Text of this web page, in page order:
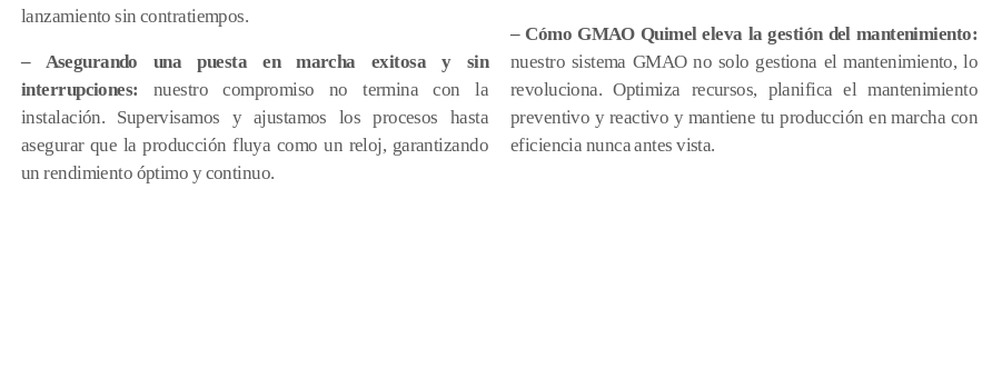
lanzamiento sin contratiempos.
– Asegurando una puesta en marcha exitosa y sin
interrupciones: nuestro compromiso no termina con la
instalación. Supervisamos y ajustamos los procesos hasta
asegurar que la producción fluya como un reloj, garantizando
un rendimiento óptimo y continuo.
– Cómo GMAO Quimel eleva la gestión del mantenimiento:
nuestro sistema GMAO no solo gestiona el mantenimiento, lo
revoluciona. Optimiza recursos, planifica el mantenimiento
preventivo y reactivo y mantiene tu producción en marcha con
eficiencia nunca antes vista.